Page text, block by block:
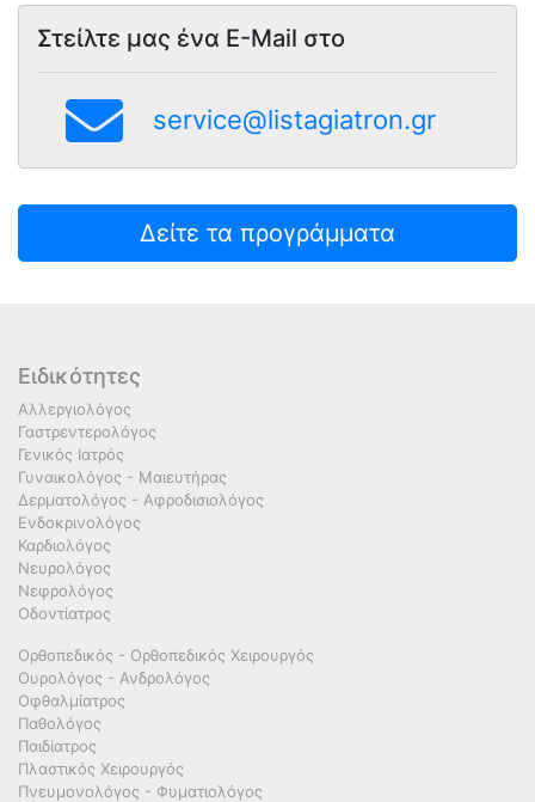
Στείλτε μας ένα E-Mail στο
service@listagiatron.gr
Δείτε τα προγράμματα
Ειδικότητες
Αλλεργιολόγος
Γαστρεντερολόγος
Γενικός Ιατρός
Γυναικολόγος - Μαιευτήρας
Δερματολόγος - Αφροδισιολόγος
Ενδοκρινολόγος
Καρδιολόγος
Νευρολόγος
Νεφρολόγος
Οδοντίατρος
Ορθοπεδικός - Ορθοπεδικός Χειρουργός
Ουρολόγος - Ανδρολόγος
Οφθαλμίατρος
Παθολόγος
Παιδίατρος
Πλαστικός Χειρουργός
Πνευμονολόγος - Φυματιολόγος